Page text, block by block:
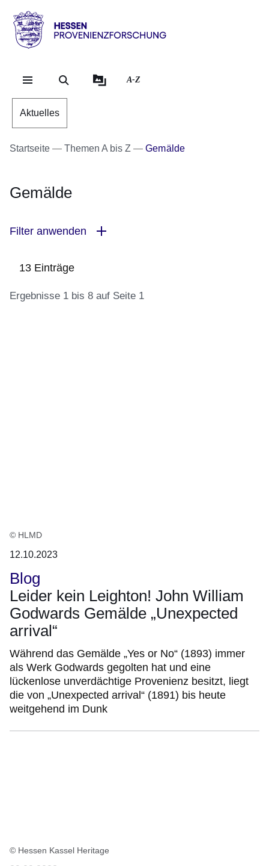
Direkt zum Kopf der
Direkt zum Inhalt
Direkt zum Fuß der
Hessen
Provenienzforschung
A-Z
Aktuelles
Startseite Themen A bis Z Gemälde
Gemälde
Filter anwenden
13 Einträge
Ergebnisse 1 bis 8 auf Seite 1
© HLMD
12.10.2023
Blog
Leider kein Leighton! John William
Godwards Gemälde „Unexpected
arrival“
Während das Gemälde „Yes or No“ (1893) immer
als Werk Godwards gegolten hat und eine
lückenlose unverdächtige Provenienz besitzt, liegt
die von „Unexpected arrival“ (1891) bis heute
weitgehend im Dunk
© Hessen Kassel Heritage